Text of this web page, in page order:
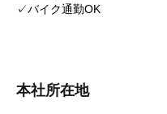
✓バイク通勤OK
本社所在地